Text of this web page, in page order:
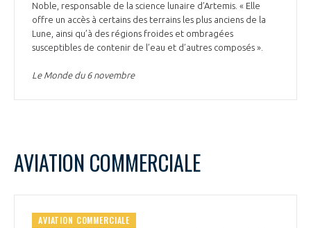
Noble, responsable de la science lunaire d’Artemis. « Elle
offre un accès à certains des terrains les plus anciens de la
Lune, ainsi qu’à des régions froides et ombragées
susceptibles de contenir de l’eau et d’autres composés ».
Le Monde du 6 novembre
AVIATION COMMERCIALE
AVIATION COMMERCIALE